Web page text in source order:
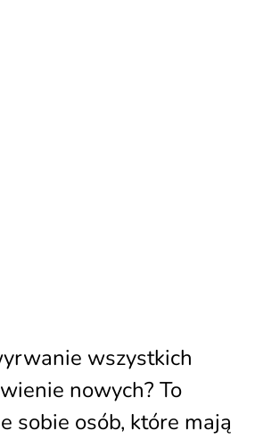
wszystkich
nowych? To
sobie osób, które mają